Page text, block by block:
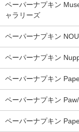
ペーパーナプキン
ャラリーズ
ペーパーナプキン
ペーパーナプキン
ペーパーナプキン
ペーパーナプキン
ペーパーナプキン